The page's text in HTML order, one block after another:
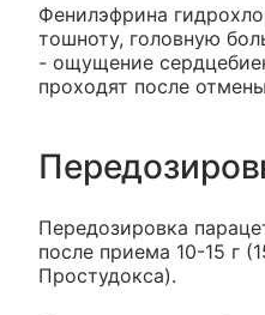
Фенилэфрина
тошноту, головную
- ощущение
проходят после
Передозировка
после приема 10-15 г
Простудокса).